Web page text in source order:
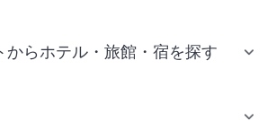
からホテル・旅館・宿を探す